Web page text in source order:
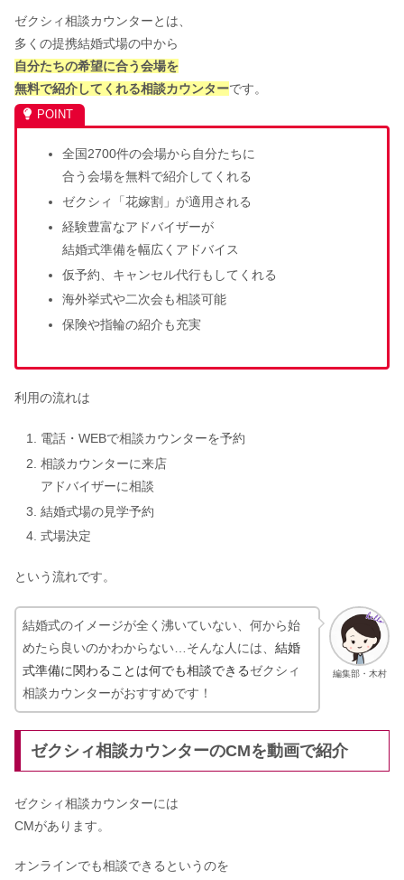
引プランのデメリットは条件？半年以
上でも適用されるの？
ブシュロンの婚約指輪・結婚指輪の値
楽婚の口コミ！ひどいって評判は本
当？キャンペーンの詳細まとめ
ゼクシィ相談カウンターとは、
多くの提携結婚式場の中から
自分たちの希望に合う会場を
無料で紹介してくれる相談カウンターです。
全国2700件の会場から自分たちに
合う会場を無料で紹介してくれる
ゼクシィ「花嫁割」が適用される
経験豊富なアドバイザーが
結婚式準備を幅広くアドバイス
仮予約、キャンセル代行もしてくれる
海外挙式や二次会も相談可能
保険や指輪の紹介も充実
利用の流れは
電話・WEBで相談カウンターを予約
相談カウンターに来店
アドバイザーに相談
結婚式場の見学予約
式場決定
という流れです。
編集部・木村
結婚式のイメージが全く沸いていない、何から始
めたら良いのかわからない…そんな人には、 結婚
式準備に関わることは何でも相談できるゼクシィ
相談カウンターがおすすめです！
ゼクシィ相談カウンターのCMを動画で紹介
ゼクシィ相談カウンターには
CMがあります。
オンラインでも相談できるというのを